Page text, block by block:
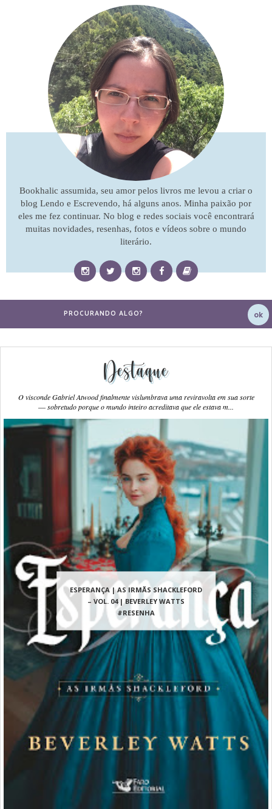
Bookhalic assumida, seu amor pelos livros me levou a criar o
blog Lendo e Escrevendo, há alguns anos. Minha paixão por
eles me fez continuar. No blog e redes sociais você encontrará
muitas novidades, resenhas, fotos e vídeos sobre o mundo
literário.
Destaque
ESPERANÇA | AS IRMÃS SHACKLEFORD
– VOL. 04 | BEVERLEY WATTS
#RESENHA
O visconde Gabriel Atwood finalmente vislumbrava uma reviravolta em sua sorte
― sobretudo porque o mundo inteiro acreditava que ele estava m...